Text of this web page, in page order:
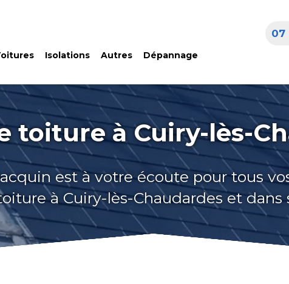
Isolations Autres Dépannage
07
toiture à Cuiry-lès-
est à votre écoute pour tous
à Cuiry-lès-Chaudardes et dans